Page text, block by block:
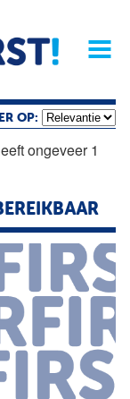
OP:
ongeveer 1